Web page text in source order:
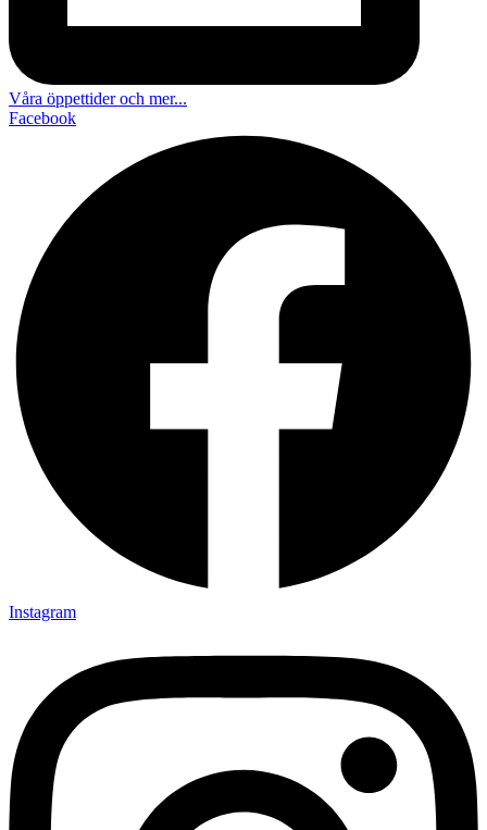
Våra öppettider och mer...
Facebook
Instagram